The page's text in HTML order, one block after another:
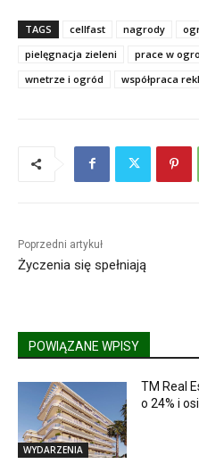
TAGS cellfast nagrody
pielęgnacja zieleni
prace w
wnetrze i ogród
współpraca
Poprzedni artykuł
Życzenia się spełniają
POWIĄZANE WPISY
WYDARZENIA
TM Real
o 24% i